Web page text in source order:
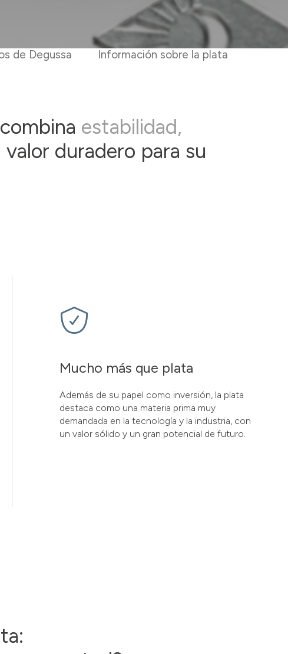
de Degussa Información sobre la plata
estabilidad,
duradero para su
Mucho más que plata
Además de su papel como inversión, la plata
destaca como una materia prima muy
demandada en la tecnología y la industria, con
un valor sólido y un gran potencial de futuro.